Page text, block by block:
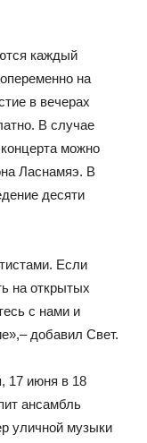
каждый
на
в вечерах
В случае
можно
Ласнамяэ. В
десяти
Если
на открытых
с нами и
добавил Свет.
17 июня в 18
ансамбль
уличной музыки